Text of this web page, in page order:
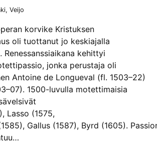
Veijo
korvike Kristuksen
oli tuottanut jo keskiajalla
Renessanssiaikana kehittyi
jonka perustaja oli
Antoine de Longueval (fl. 1503–22)
1500-luvulla motettimaisia
Lasso (1575,
Gallus (1587), Byrd (1605).